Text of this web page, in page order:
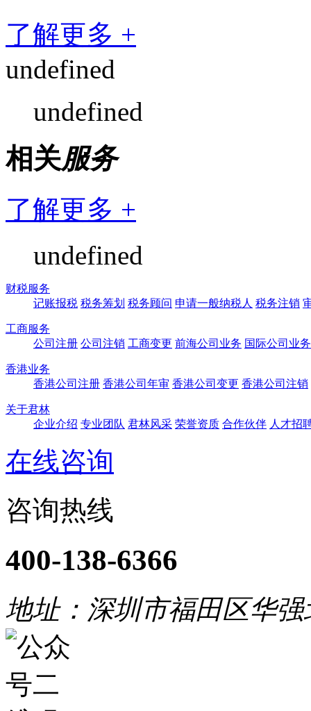
了解更多 +
undefined
undefined
相关服务
了解更多 +
undefined
财税服务
记账报税 税务筹划 税务顾问 申请一般纳税人 税务注销
工商服务
公司注册 公司注销 工商变更 前海公司业务 国际公司业务
香港业务
香港公司注册 香港公司年审 香港公司变更 香港公司注销
关于君林
企业介绍 专业团队 君林风采 荣誉资质 合作伙伴 人才招
在线咨询
咨询热线
400-138-6366
地址：深圳市福田区华